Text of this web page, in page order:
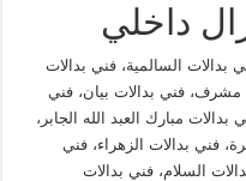
داخلي
السالمية، فني بدالات
مشرف، فني بدالات بيان، فني
مبارك العبد الله الجابر،
فني بدالات الزهراء، فني
السلام، فني بدالات